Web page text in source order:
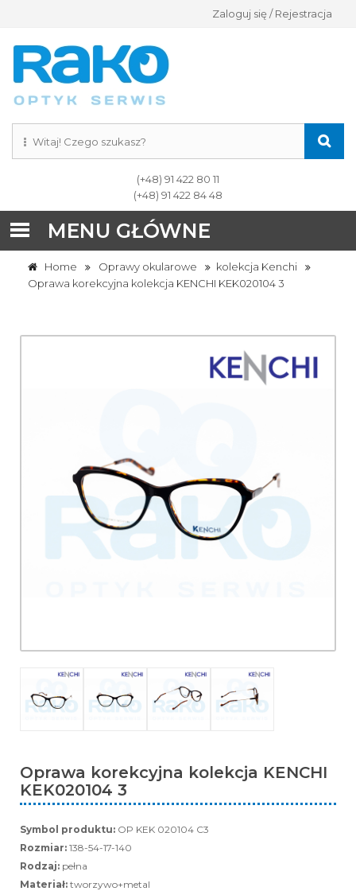
Zaloguj się / Rejestracja
(+48) 91 422 80 11
(+48) 91 422 84 48
MENU GŁÓWNE
Home Oprawy okularowe
kolekcja Kenchi
Oprawa korekcyjna kolekcja KENCHI KEK020104 3
Oprawa korekcyjna kolekcja KENCHI
KEK020104 3
Symbol produktu: OP KEK 020104 C3
Rozmiar: 138-54-17-140
Rodzaj: pełna
Materiał: tworzywo+metal